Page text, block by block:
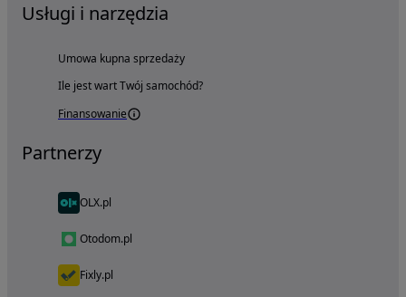
Usługi i narzędzia
Umowa kupna sprzedaży
Ile jest wart Twój samochód?
Finansowanie
Partnerzy
OLX.pl
Otodom.pl
Fixly.pl